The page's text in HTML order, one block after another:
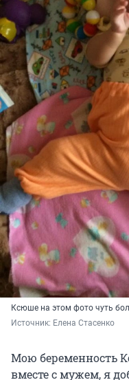
Ксюше на этом фото чуть
Источник: Елена Стасенко
Мою беременность
вместе с мужем, я